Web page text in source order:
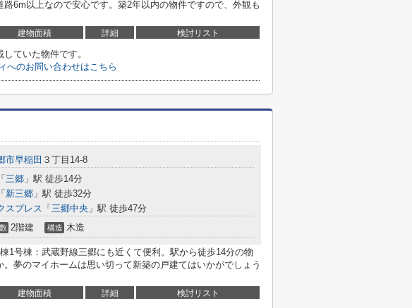
路6m以上なので安心です。築2年以内の物件ですので、外観も
建物面積 詳細 検討リスト
ていた物件です。
へのお問い合わせはこちら
市早稲田 ３丁目14-8
「 三郷 」駅 徒歩14分
「 新三郷 」駅 徒歩32分
スプレス 「 三郷中央 」駅 徒歩47分
2階建 構造 木造
1号棟：武蔵野線三郷にも近くて便利。駅から徒歩14分の物
。夢のマイホームは思い切って新築の戸建てはいかがでしょう
建物面積 詳細 検討リスト